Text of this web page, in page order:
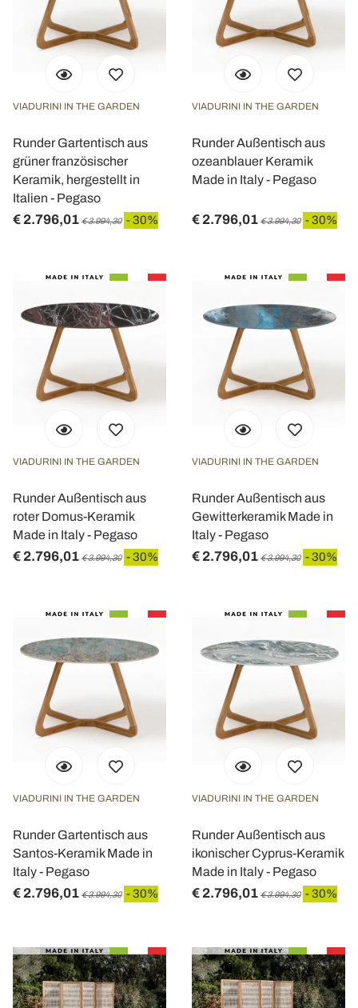
VIADURINI IN THE GARDEN
Runder Gartentisch aus
grüner französischer
Keramik, hergestellt in
Italien - Pegaso
€ 2.796,01 € 3.994,30 - 30%
VIADURINI IN THE GARDEN
Runder Außentisch aus
ozeanblauer Keramik
Made in Italy - Pegaso
€ 2.796,01 € 3.994,30 - 30%
VIADURINI IN THE GARDEN
Runder Außentisch aus
roter Domus-Keramik
Made in Italy - Pegaso
€ 2.796,01 € 3.994,30 - 30%
VIADURINI IN THE GARDEN
Runder Außentisch aus
Gewitterkeramik Made in
Italy - Pegaso
€ 2.796,01 € 3.994,30 - 30%
VIADURINI IN THE GARDEN
Runder Gartentisch aus
Santos-Keramik Made in
Italy - Pegaso
€ 2.796,01 € 3.994,30 - 30%
VIADURINI IN THE GARDEN
Runder Außentisch aus
ikonischer Cyprus-Keramik
Made in Italy - Pegaso
€ 2.796,01 € 3.994,30 - 30%